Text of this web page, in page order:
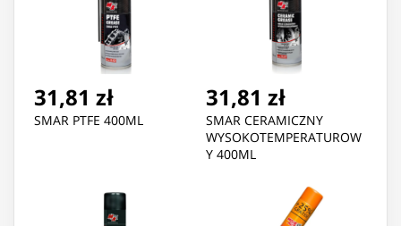
31,81 zł
SMAR PTFE 400ML
31,81 zł
SMAR CERAMICZNY
WYSOKOTEMPERATUROW
Y 400ML